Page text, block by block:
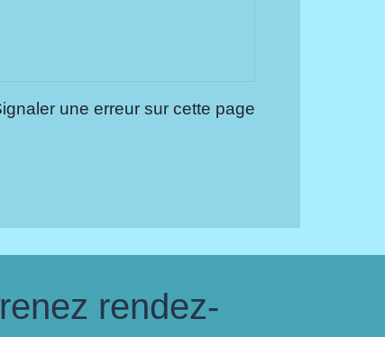
une erreur sur cette page
rendez-